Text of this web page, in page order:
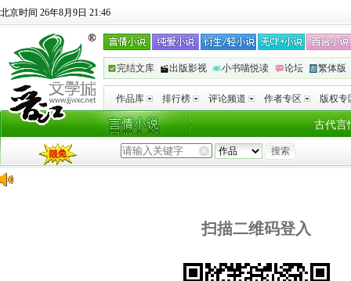
北京时间 26年8月9日 21:46
完结文库 出版影视 小书喵悦读 论坛 繁体版
作品库 排行榜 评论频道 作者专区 版权专
古代言
扫描二维码登入